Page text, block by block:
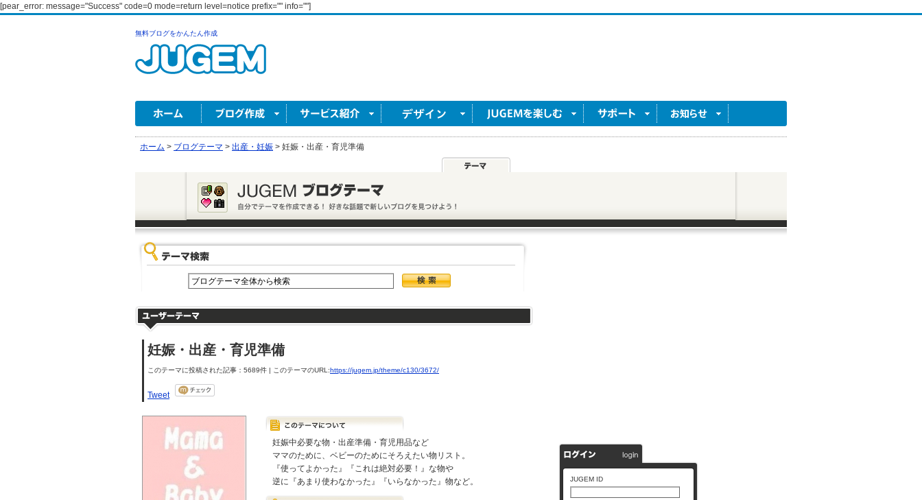
[pear_error: message="Success" code=0 mode=return level=notice prefix="" info=""]
無料ブログをかんたん作成
ホーム > ブログテーマ > 出産・妊娠 > 妊娠・出産・育児準備
妊娠・出産・育児準備
このテーマに投稿された記事：5689件 | このテーマのURL:https://jugem.jp/theme/c130/3672/
Tweet
妊娠中必要な物・出産準備・育児用品など
ママのために、ベビーのためにそろえたい物リスト。
『使ってよかった』『これは絶対必要！』な物や
逆に『あまり使わなかった』『いらなかった』物など。
JUGEM ID